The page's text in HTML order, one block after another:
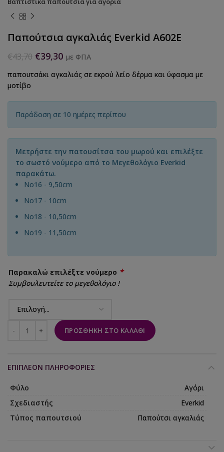
Παπούτσια αγκαλιάς Everkid A602E
€43,70 €39,30 με ΦΠΑ
παπουτσάκι αγκαλιάς σε εκρού λείο δέρμα και ύφασμα με
μοτίβο
Παράδοση σε 10 ημέρες περίπου
Μετρήστε την πατουσίτσα του μωρού και επιλέξτε
το σωστό νούμερο από το Μεγεθολόγιο Everkid
παρακάτω.
Νο16 - 9,50cm
Νο17 - 10cm
No18 - 10,50cm
No19 - 11,50cm
Παρακαλώ επιλέξτε νούμερο *
Συμβουλευτείτε το μεγεθολόγιο !
ΠΡΟΣΘΉΚΗ ΣΤΟ ΚΑΛΆΘΙ
ΕΠΙΠΛΈΟΝ ΠΛΗΡΟΦΟΡΊΕΣ
Φύλο
Αγόρι
Σχεδιαστής
Everkid
Τύπος παπουτσιού
Παπούτσι αγκαλιάς